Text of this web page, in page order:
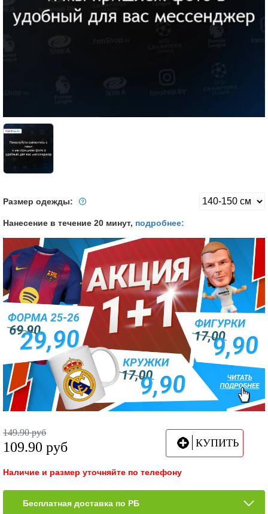
Размер одежды:
Нанесение в течение 20 минут, подробнее:
149.90 руб
109.90 руб КУПИТЬ
Наличие и размер уточняйте по телефону
Бесплатная доставка по РБ